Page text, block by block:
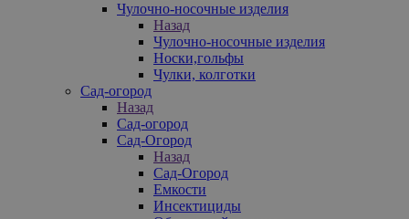
Чулочно-носочные изделия
Назад
Чулочно-носочные изделия
Носки,гольфы
Чулки, колготки
Сад-огород
Назад
Сад-огород
Сад-Огород
Назад
Сад-Огород
Емкости
Инсектициды